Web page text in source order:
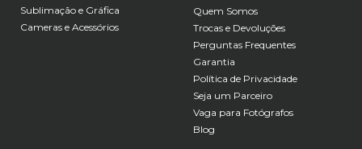
Sublimação e Gráfica
Cameras e Acessórios
Quem Somos
Trocas e Devoluções
Perguntas Frequentes
Garantia
Política de Privacidade
Seja um Parceiro
Vaga para Fotógrafos
Blog